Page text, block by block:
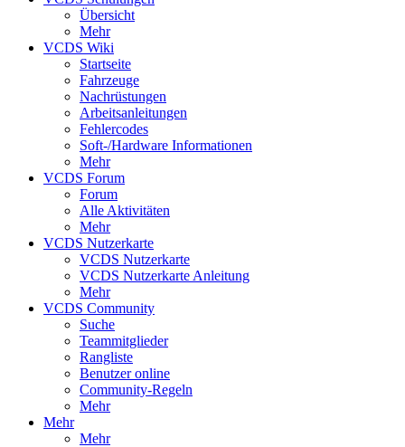
Übersicht
Mehr
VCDS Wiki
Startseite
Fahrzeuge
Nachrüstungen
Arbeitsanleitungen
Fehlercodes
Soft-/Hardware Informationen
Mehr
VCDS Forum
Forum
Alle Aktivitäten
Mehr
VCDS Nutzerkarte
VCDS Nutzerkarte
VCDS Nutzerkarte Anleitung
Mehr
VCDS Community
Suche
Teammitglieder
Rangliste
Benutzer online
Community-Regeln
Mehr
Mehr
Mehr